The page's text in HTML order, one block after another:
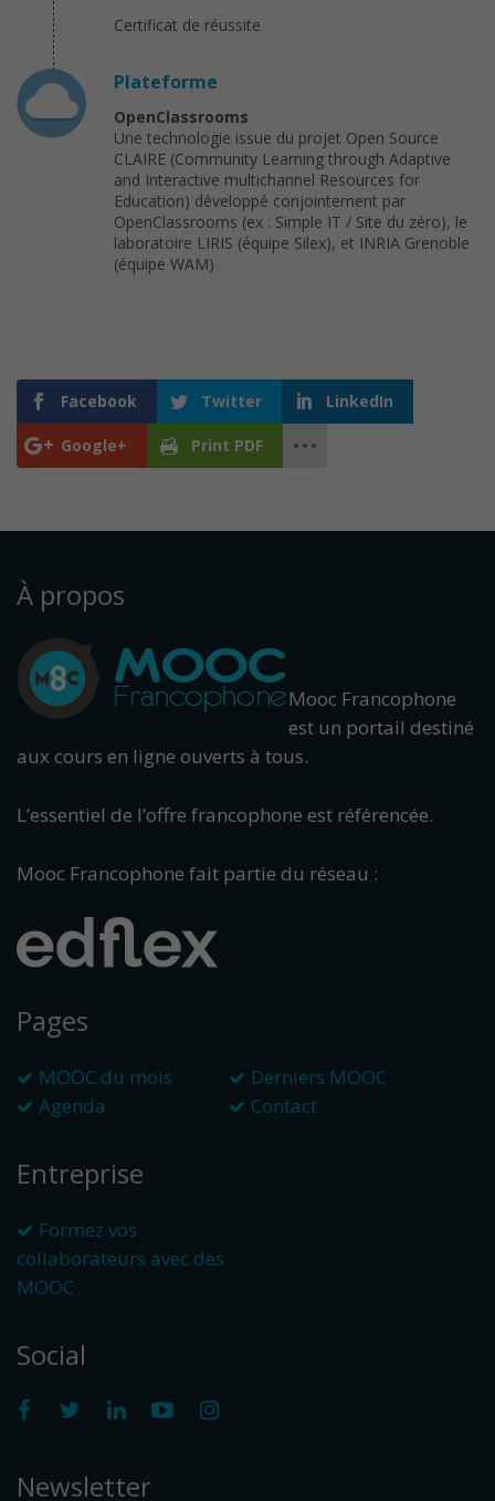
Certificat de réussite
Plateforme
OpenClassrooms
Une technologie issue du projet Open Source
CLAIRE (Community Learning through Adaptive
and Interactive multichannel Resources for
Education) développé conjointement par
OpenClassrooms (ex : Simple IT / Site du zéro), le
laboratoire LIRIS (équipe Silex), et INRIA Grenoble
(équipe WAM)
Facebook Twitter LinkedIn
Google+ Print PDF
À propos
Mooc Francophone
est un portail destiné
aux cours en ligne ouverts à tous.
L’essentiel de l’offre francophone est référencée.
Mooc Francophone fait partie du réseau :
Pages
MOOC du mois
Derniers MOOC
Agenda
Contact
Entreprise
Formez vos
collaborateurs avec des
MOOC
Social
Newsletter